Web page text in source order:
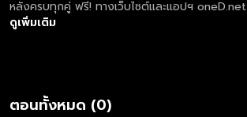
หลังครบทุกคู่ ฟรี! ทางเว็บไซต์และแอปฯ oneD.net
ดูเพิ่มเติม
ตอนทั้งหมด (0)